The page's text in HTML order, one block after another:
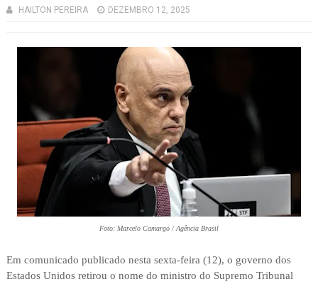
HAILTON PEREIRA DEZEMBRO 12, 2025
Foto: Marcelo Camargo / Agência Brasil
Em comunicado publicado nesta sexta-feira (12), o governo dos
Estados Unidos retirou o nome do ministro do Supremo Tribunal